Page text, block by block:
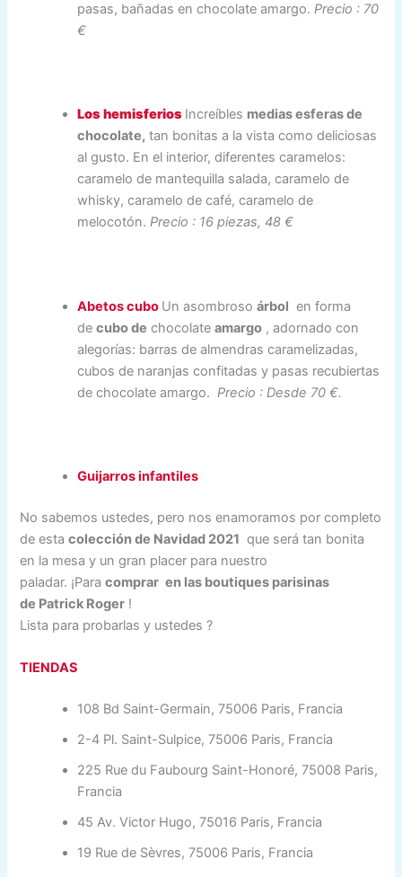
pasas, bañadas en chocolate amargo.Precio : 70
€
Los hemisferios Increíbles medias esferas de
chocolate, tan bonitas a la vista como deliciosas
al gusto. En el interior, diferentes caramelos:
caramelo de mantequilla salada, caramelo de
whisky, caramelo de café, caramelo de
melocotón.Precio : 16 piezas, 48 ​​€
Abetos cubo Un asombrosoárbol en forma
decubo de chocolateamargo , adornado con
alegorías: barras de almendras caramelizadas,
cubos de naranjas confitadas y pasas recubiertas
de chocolate amargo. Precio : Desde 70 €.
Guijarros infantiles
No sabemos ustedes, pero nos enamoramos por completo
de estacolección de Navidad 2021 que será tan bonita
en la mesa y un gran placer para nuestro
paladar. ¡Paracomprar en las boutiques parisinas
de Patrick Roger !
Lista para probarlas y ustedes ?
TIENDAS
108 Bd Saint-Germain, 75006 Paris, Francia
2-4 Pl. Saint-Sulpice, 75006 Paris, Francia
225 Rue du Faubourg Saint-Honoré, 75008 Paris,
Francia
45 Av. Victor Hugo, 75016 Paris, Francia
19 Rue de Sèvres, 75006 Paris, Francia